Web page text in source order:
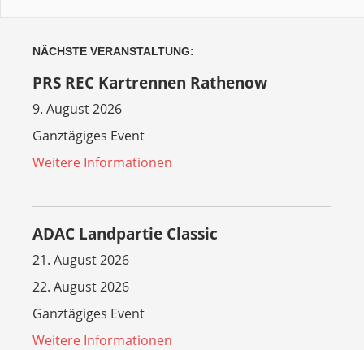
NÄCHSTE VERANSTALTUNG:
PRS REC Kartrennen Rathenow
9. August 2026
Ganztägiges Event
Weitere Informationen
ADAC Landpartie Classic
21. August 2026
22. August 2026
Ganztägiges Event
Weitere Informationen